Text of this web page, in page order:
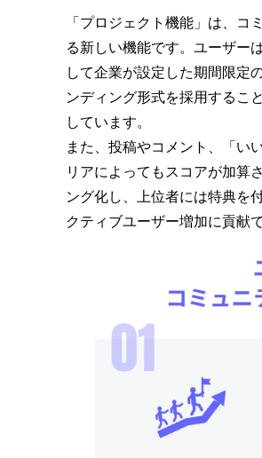
「プロジェクト機能」は、
る新しい機能です。ユーザー
して企業が設定した期間限定
ンディング形式を採用するこ
しています。
また、投稿やコメント、「い
リアによってもスコアが加算
ング化し、上位者には特典を
クティブユーザー増加に貢献